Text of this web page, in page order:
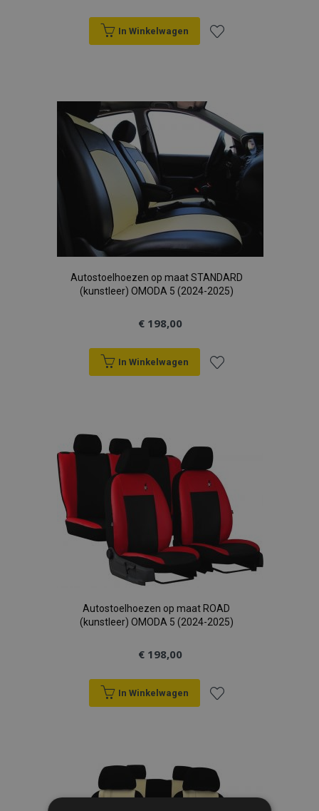
In Winkelwagen
aan
verlanglijst
Autostoelhoezen op maat STANDARD
(kunstleer) OMODA 5 (2024-2025)
€ 198,00
In Winkelwagen
aan
verlanglijst
Autostoelhoezen op maat ROAD
(kunstleer) OMODA 5 (2024-2025)
€ 198,00
In Winkelwagen
aan
verlanglijst